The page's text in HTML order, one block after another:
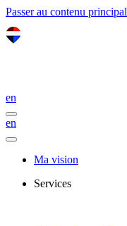
Passer au contenu principal
en
en
Ma vision
Services